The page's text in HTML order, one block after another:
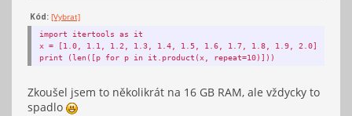
Kód: [Vybrat]
import itertools as it
x = [1.0, 1.1, 1.2, 1.3, 1.4, 1.5, 1.6, 1.7, 1.8, 1.9, 2.0]
print (len([p for p in it.product(x, repeat=10)]))
Zkoušel jsem to několikrát na 16 GB RAM, ale vždycky to
spadlo